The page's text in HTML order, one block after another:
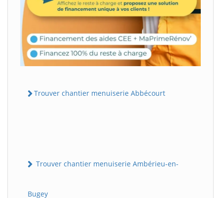
Trouver chantier menuiserie Abbécourt
Trouver chantier menuiserie Ambérieu-en-
Bugey